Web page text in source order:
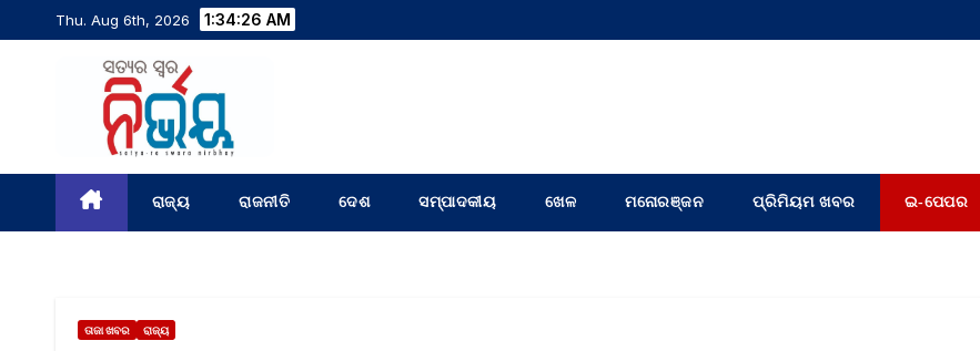
Thu. Aug 6th, 2026 1:34:28 AM
ରାଜ୍ୟ ରାଜନୀତି ଦେଶ ସମ୍ପାଦକୀୟ ଖେଳ ମନୋରଞ୍ଜନ ପ୍ରିମିୟମ ଖବର ଇ-ପେପର
ତାଜା ଖବର ରାଜ୍ୟ